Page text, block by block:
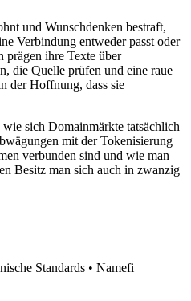
und Wunschdenken bestraft,
Verbindung entweder passt oder
prägen ihre Texte über
die Quelle prüfen und eine raue
der Hoffnung, dass sie
sich Domainmärkte tatsächlich
mit der Tokenisierung
verbunden sind und wie man
Besitz man sich auch in zwanzig
Standards • Namefi